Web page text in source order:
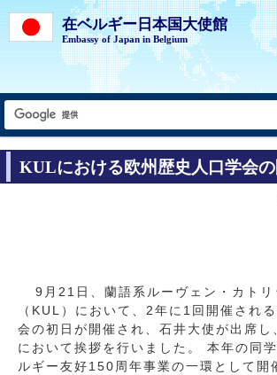
在ベルギー日本国大使館
Embassy of Japan in Belgium
KULにおける欧州歴史人口学会
9月21日、蘭語系ルーヴェン・カトリ
（KUL）において、2年に1回開催され
会の初日が開催され、石井大使が出席し
において挨拶を行いました。 本年の同
ルギー友好150周年事業の一環として開